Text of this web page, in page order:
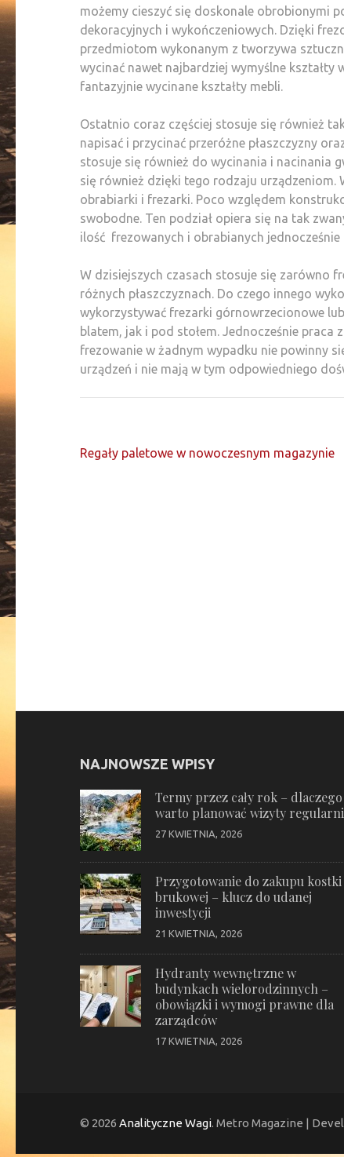
możemy cieszyć się doskonale obrobionymi
dekoracyjnych i wykończeniowych. Dzięki
przedmiotom wykonanym z tworzywa
wycinać nawet najbardziej wymyślne kształty
fantazyjnie wycinane kształty mebli.
Ostatnio coraz częściej stosuje się również
napisać i przycinać przeróżne płaszczyzny
stosuje się również do wycinania i nacinania
się również dzięki tego rodzaju urządzeniom.
obrabiarki i frezarki. Poco względem
swobodne. Ten podział opiera się na tak
ilość frezowanych i obrabianych jednocześnie
W dzisiejszych czasach stosuje się zarówno
różnych płaszczyznach. Do czego innego
wykorzystywać frezarki górnowrzecionowe
blatem, jak i pod stołem. Jednocześnie
frezowanie w żadnym wypadku nie powinny
urządzeń i nie mają w tym odpowiedniego
Nawigacja
Regały paletowe w nowoczesnym magazynie
NAJNOWSZE WPISY
Termy przez cały rok – dlaczego
warto planować wizyty
27 KWIETNIA, 2026
Przygotowanie do zakupu kostki
brukowej – klucz do udanej
inwestycji
21 KWIETNIA, 2026
Hydranty wewnętrzne w
budynkach wielorodzinnych –
obowiązki i wymogi prawne dla
zarządców
17 KWIETNIA, 2026
© 2026 Analityczne Wagi. Metro Magazine |